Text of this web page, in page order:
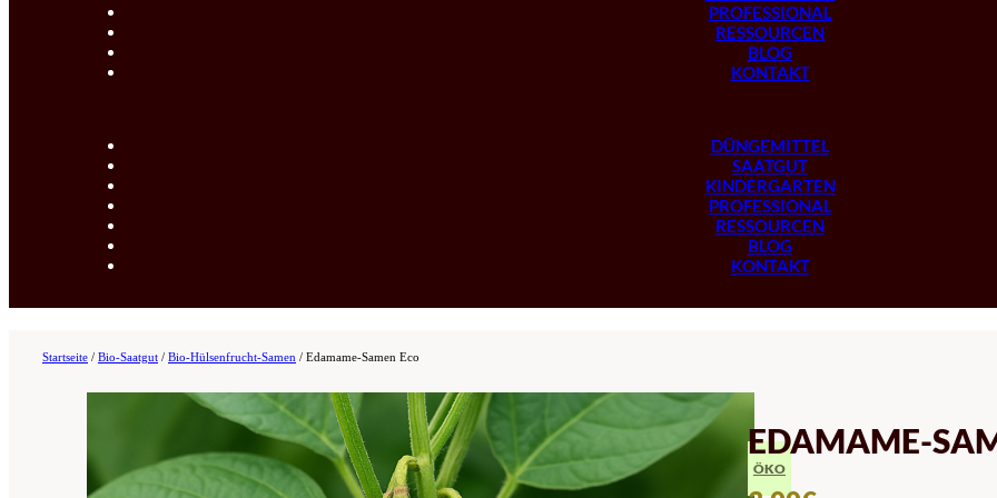
PROFESSIONAL
RESSOURCEN
BLOG
KONTAKT
DÜNGEMITTEL
SAATGUT
KINDERGARTEN
PROFESSIONAL
RESSOURCEN
BLOG
KONTAKT
Startseite / Bio-Saatgut / Bio-Hülsenfrucht-Samen / Edamame-Samen Eco
EDAMAME-
ÖKO